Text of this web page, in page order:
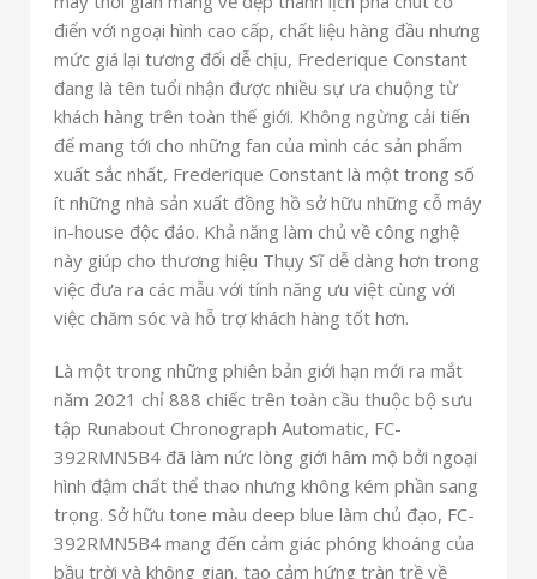
điển với ngoại hình cao cấp, chất liệu hàng đầu nhưng
mức giá lại tương đối dễ chịu, Frederique Constant
đang là tên tuổi nhận được nhiều sự ưa chuộng từ
khách hàng trên toàn thế giới. Không ngừng cải tiến
để mang tới cho những fan của mình các sản phẩm
xuất sắc nhất, Frederique Constant là một trong số
ít những nhà sản xuất đồng hồ sở hữu những cỗ máy
in-house độc đáo. Khả năng làm chủ về công nghệ
này giúp cho thương hiệu Thụy Sĩ dễ dàng hơn trong
việc đưa ra các mẫu với tính năng ưu việt cùng với
việc chăm sóc và hỗ trợ khách hàng tốt hơn.
Là một trong những phiên bản giới hạn mới ra mắt
năm 2021 chỉ 888 chiếc trên toàn cầu thuộc bộ sưu
tập Runabout Chronograph Automatic, FC-
392RMN5B4 đã làm nức lòng giới hâm mộ bởi ngoại
hình đậm chất thể thao nhưng không kém phần sang
trọng. Sở hữu tone màu deep blue làm chủ đạo, FC-
392RMN5B4 mang đến cảm giác phóng khoáng của
bầu trời và không gian, tạo cảm hứng tràn trề về